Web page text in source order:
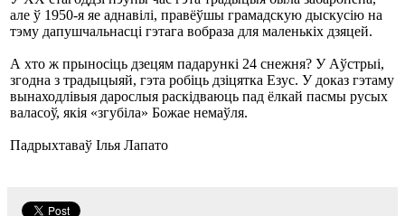
але ў 1950-я яе аднавілі, правёўшы грамадскую дыскусію на
тэму дапушчальнасці гэтага вобраза для маленькіх дзяцей.
А хто ж прыносіць дзецям падарункі 24 снежня? У Аўстрыі,
згодна з традыцыяй, гэта робіць дзіцятка Езус. У доказ гэтаму
вынаходлівыя дарослыя раскідваюць пад ёлкай пасмы русых
валасоў, якія «згубіла» Божае немаўля.
Падрыхтаваў Ілья Лапато